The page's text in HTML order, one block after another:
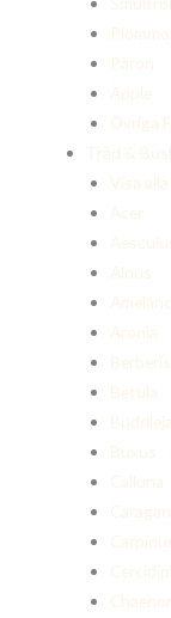
Päron
Äpple
Övriga
Träd &
Visa
Acer
Alnus
Aronia
Berberis
Betula
Buddleja
Buxus
Calluna
Carpinus